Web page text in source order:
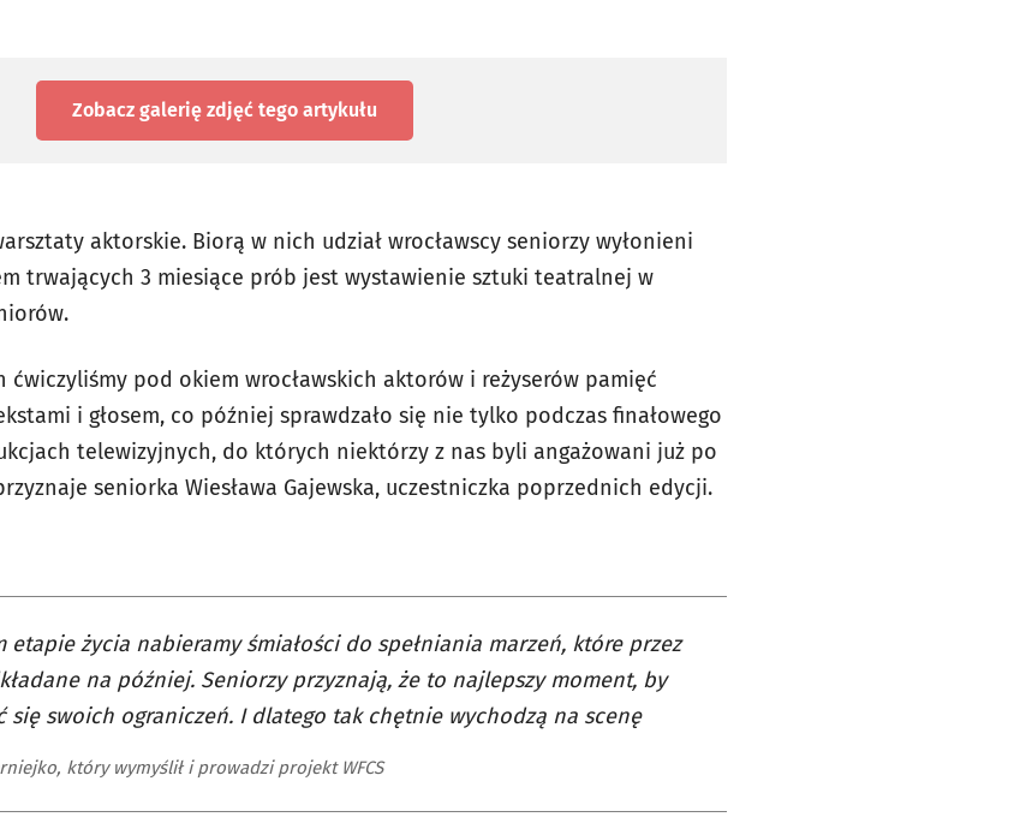
Zobacz galerię zdjęć tego artykułu
aktorskie. Biorą w nich udział wrocławscy seniorzy wyłonieni
trwających 3 miesiące prób jest wystawienie sztuki teatralnej w
pod okiem wrocławskich aktorów i reżyserów pamięć
i głosem, co później sprawdzało się nie tylko podczas finałowego
telewizyjnych, do których niektórzy z nas byli angażowani już po
seniorka Wiesława Gajewska, uczestniczka poprzednich edycji.
etapie życia nabieramy śmiałości do spełniania marzeń, które przez
na później. Seniorzy przyznają, że to najlepszy moment, by
się swoich ograniczeń. I dlatego tak chętnie wychodzą na scenę
który wymyślił i prowadzi projekt WFCS